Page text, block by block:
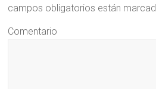
campos obligatorios están
Comentario